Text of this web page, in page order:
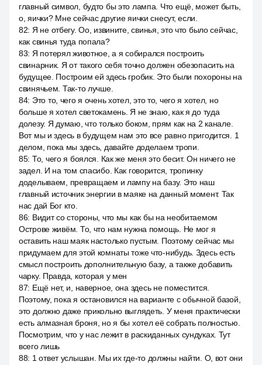
главный символ, будто бы это лампа. Что ещё, может быть,
о, яички? Мне сейчас другие яички снесут, если.
82: Я не отбегу. Оо, извините, свинья, это что было сейчас,
как свинья туда попала?
83: Я потерял животное, а я собирался построить
свинарник. Я от такого себя точно должен обезопасить на
будущее. Построим ей здесь гробик. Это были похороны на
свинячьем. Так-то лучше.
84: Это то, чего я очень хотел, это то, чего я хотел, но
больше я хотел светокамень. Я не знаю, как я до туда
долезу. Я думаю, что только боком, прям как на 2 канале.
Вот мы и здесь в будущем нам это все равно пригодится. 1
делом, пока мы здесь, давайте доделаем тропи.
85: То, чего я боялся. Как же меня это бесит. Он ничего не
задел. И на том спасибо. Как говорится, тропинку
доделываем, превращаем и лампу на базу. Это наш
главный источник энергии в маяке на данный момент. Так
нас дай Бог кто.
86: Видит со стороны, что мы как бы на необитаемом
Острове живём. То, что нам нужна помощь. Не мог я
оставить наш маяк настолько пустым. Поэтому сейчас мы
придумаем для этой комнаты тоже что-нибудь. Здесь есть
смысл построить дополнительную базу, а также добавить
чарку. Правда, которая у мен
87: Ещё нет, и, наверное, она здесь не поместится.
Поэтому, пока я остановился на варианте с обычной базой,
это должно даже прикольно выглядеть. У меня практически
есть алмазная броня, но я бы хотел её собрать полностью.
Посмотрим, что у нас лежит в раскиданных сундуках. Тут
всего лишь
88: 1 ответ услышан. Мы их где-то должны найти. О, вот они